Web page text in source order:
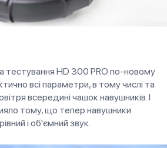
тестування HD 300 PRO по-новому
всі параметри, в тому числі та
всередині чашок навушників. І
тому, що тепер навушники
і об'ємний звук.